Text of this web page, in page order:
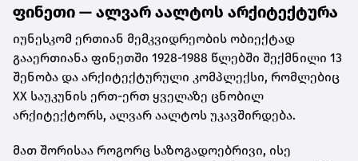
ფინეთი — ალვარ აალტოს არქიტექტურა
იუნესკომ ერთიან მემკვიდრეობის ობიექტად
გააერთიანა ფინეთში 1928-1988 წლებში შექმნილი 13
შენობა და არქიტექტურული კომპლექსი, რომლებიც
XX საუკუნის ერთ-ერთ ყველაზე ცნობილ
არქიტექტორს, ალვარ აალტოს უკავშირდება.
მათ შორისაა როგორც საზოგადოებრივი, ისე